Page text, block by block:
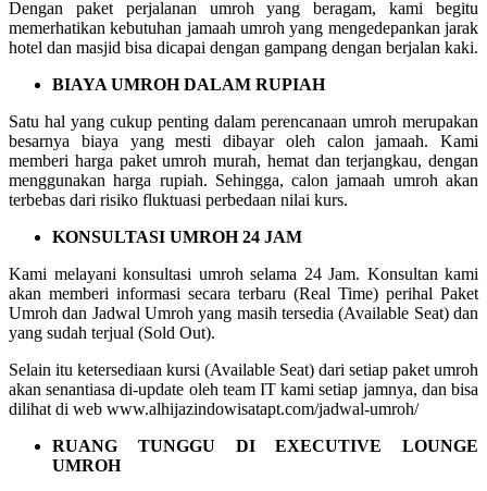
Dengan paket perjalanan umroh yang beragam, kami begitu
memerhatikan kebutuhan jamaah umroh yang mengedepankan jarak
hotel dan masjid bisa dicapai dengan gampang dengan berjalan kaki.
BIAYA UMROH DALAM RUPIAH
Satu hal yang cukup penting dalam perencanaan umroh merupakan
besarnya biaya yang mesti dibayar oleh calon jamaah. Kami
memberi harga paket umroh murah, hemat dan terjangkau, dengan
menggunakan harga rupiah. Sehingga, calon jamaah umroh akan
terbebas dari risiko fluktuasi perbedaan nilai kurs.
KONSULTASI UMROH 24 JAM
Kami melayani konsultasi umroh selama 24 Jam. Konsultan kami
akan memberi informasi secara terbaru (Real Time) perihal Paket
Umroh dan Jadwal Umroh yang masih tersedia (Available Seat) dan
yang sudah terjual (Sold Out).
Selain itu ketersediaan kursi (Available Seat) dari setiap paket umroh
akan senantiasa di-update oleh team IT kami setiap jamnya, dan bisa
dilihat di web www.alhijazindowisatapt.com/jadwal-umroh/
RUANG TUNGGU DI EXECUTIVE LOUNGE
UMROH